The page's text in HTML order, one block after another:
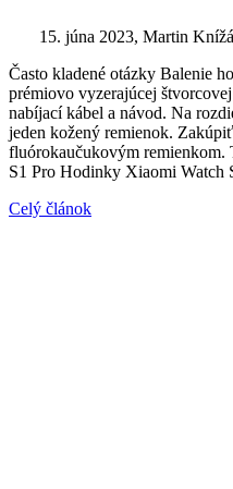
15. júna 2023, Martin
Často kladené otázky Balenie
prémiovo vyzerajúcej
nabíjací kábel a návod. Na
jeden kožený remienok.
fluórokaučukovým remienkom.
S1 Pro Hodinky Xiaomi
Celý článok